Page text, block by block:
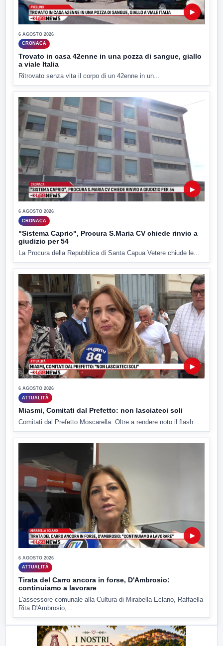
▶
6 AGOSTO 2026
CRONACA
Trovato in casa 42enne in una pozza di sangue, giallo
a viale Italia
Ritrovato senza vita il corpo di un 42enne in un...
▶
6 AGOSTO 2026
CRONACA
"Sistema Caprio", Procura S.Maria CV chiede rinvio a
giudizio per 54
La Procura della Repubblica di Santa Capua Vetere chiude le...
▶
6 AGOSTO 2026
ATTUALITÀ
Miasmi, Comitati dal Prefetto: non lasciateci soli
Comitati dal Prefetto Moscarella. Oltre a rendere noto il flash...
▶
6 AGOSTO 2026
ATTUALITÀ
Tirata del Carro ancora in forse, D'Ambrosio:
continuiamo a lavorare
L'assessore comunale alla Cultura di Mirabella Eclano, Raffaella
Rita D'Ambrosio,...